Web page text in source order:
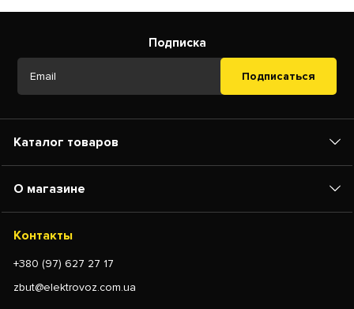
Подписка
Подписаться
Каталог товаров
О магазине
Контакты
+380 (97) 627 27 17
zbut@elektrovoz.com.ua